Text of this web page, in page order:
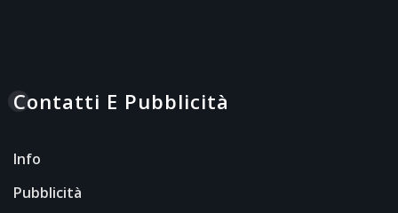
Contatti E Pubblicità
Info
Pubblicità